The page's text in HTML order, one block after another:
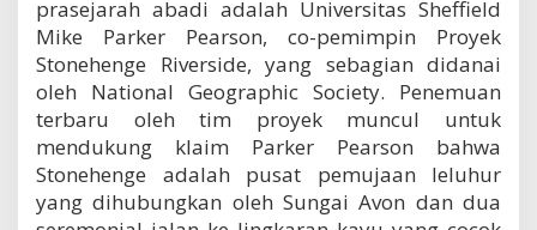
prasejarah abadi adalah Universitas Sheffield
Mike Parker Pearson, co-pemimpin Proyek
Stonehenge Riverside, yang sebagian didanai
oleh National Geographic Society. Penemuan
terbaru oleh tim proyek muncul untuk
mendukung klaim Parker Pearson bahwa
Stonehenge adalah pusat pemujaan leluhur
yang dihubungkan oleh Sungai Avon dan dua